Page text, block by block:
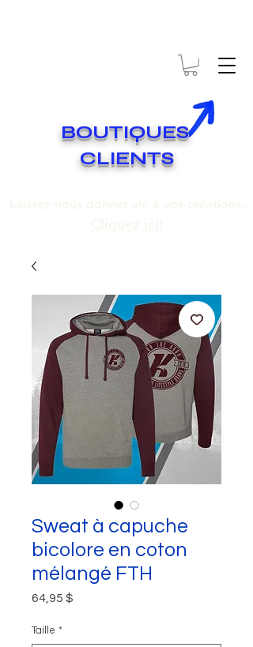
BOUTIQUES
CLIENTS
Sweat à capuche
bicolore en coton
mélangé FTH
64,95 $
Taille *